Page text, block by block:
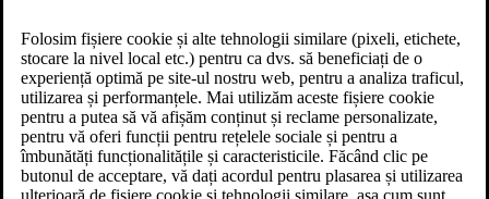
Scoateți raftul pentru colete pentru a crea mai mult spațiu sau un
acces mai facil la interiorul din spate al mașinii.